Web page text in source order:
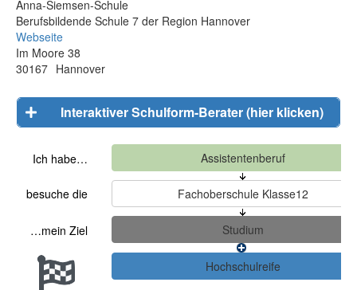
Anna-Siemsen-Schule
Berufsbildende Schule 7 der Region Hannover
Webseite
Im Moore 38
30167 Hannover
Interaktiver Schulform-Berater (hier klicken)
Ich habe…
besuche die
…mein Ziel